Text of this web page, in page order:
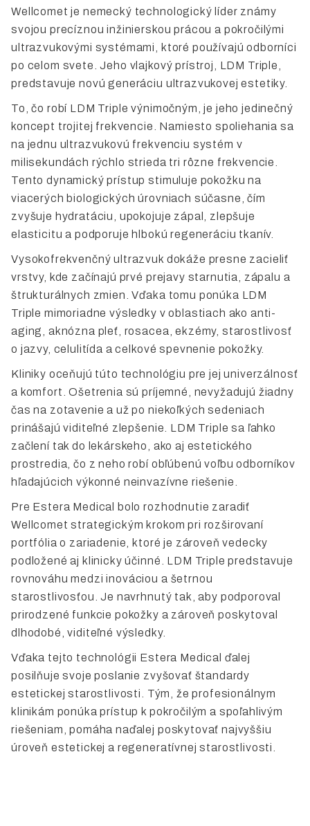
Wellcomet je nemecký technologický líder známy
svojou precíznou inžinierskou prácou a pokročilými
ultrazvukovými systémami, ktoré používajú odborníci
po celom svete. Jeho vlajkový prístroj, LDM Triple,
predstavuje novú generáciu ultrazvukovej estetiky.
To, čo robí LDM Triple výnimočným, je jeho jedinečný
koncept trojitej frekvencie. Namiesto spoliehania sa
na jednu ultrazvukovú frekvenciu systém v
milisekundách rýchlo strieda tri rôzne frekvencie.
Tento dynamický prístup stimuluje pokožku na
viacerých biologických úrovniach súčasne, čím
zvyšuje hydratáciu, upokojuje zápal, zlepšuje
elasticitu a podporuje hlbokú regeneráciu tkanív.
Vysokofrekvenčný ultrazvuk dokáže presne zacieliť
vrstvy, kde začínajú prvé prejavy starnutia, zápalu a
štrukturálnych zmien. Vďaka tomu ponúka LDM
Triple mimoriadne výsledky v oblastiach ako anti-
aging, aknózna pleť, rosacea, ekzémy, starostlivosť
o jazvy, celulitída a celkové spevnenie pokožky.
Kliniky oceňujú túto technológiu pre jej univerzálnosť
a komfort. Ošetrenia sú príjemné, nevyžadujú žiadny
čas na zotavenie a už po niekoľkých sedeniach
prinášajú viditeľné zlepšenie. LDM Triple sa ľahko
začlení tak do lekárskeho, ako aj estetického
prostredia, čo z neho robí obľúbenú voľbu odborníkov
hľadajúcich výkonné neinvazívne riešenie.
Pre Estera Medical bolo rozhodnutie zaradiť
Wellcomet strategickým krokom pri rozširovaní
portfólia o zariadenie, ktoré je zároveň vedecky
podložené aj klinicky účinné. LDM Triple predstavuje
rovnováhu medzi inováciou a šetrnou
starostlivosťou. Je navrhnutý tak, aby podporoval
prirodzené funkcie pokožky a zároveň poskytoval
dlhodobé, viditeľné výsledky.
Vďaka tejto technológii Estera Medical ďalej
posilňuje svoje poslanie zvyšovať štandardy
estetickej starostlivosti. Tým, že profesionálnym
klinikám ponúka prístup k pokročilým a spoľahlivým
riešeniam, pomáha naďalej poskytovať najvyššiu
úroveň estetickej a regeneratívnej starostlivosti.